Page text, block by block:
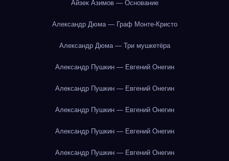
Айзек Азимов — Основание
Александр Дюма — Граф Монте-Кристо
Александр Дюма — Три мушкетёра
Александр Пушкин — Евгений Онегин
Александр Пушкин — Евгений Онегин
Александр Пушкин — Евгений Онегин
Александр Пушкин — Евгений Онегин
Александр Пушкин — Евгений Онегин